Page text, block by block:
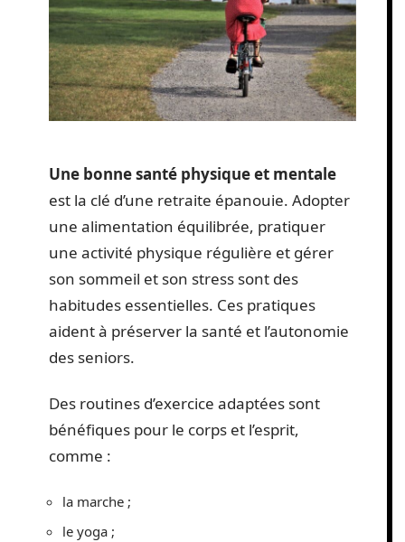
Une bonne santé physique et mentale
est la clé d’une retraite épanouie. Adopter
une alimentation équilibrée, pratiquer
une activité physique régulière et gérer
son sommeil et son stress sont des
habitudes essentielles. Ces pratiques
aident à préserver la santé et l’autonomie
des seniors.
Des routines d’exercice adaptées sont
bénéfiques pour le corps et l’esprit,
comme :
la marche ;
le yoga ;